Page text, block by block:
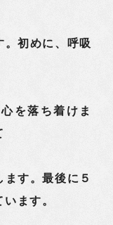
初めに、呼吸
を落ち着けま
す。最後に５
ます。